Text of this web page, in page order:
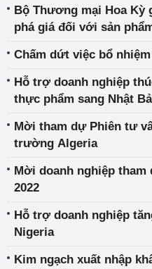
Bộ Thương mại Hoa Kỳ
phá giá đối với sản
Chấm dứt việc bổ
Hỗ trợ doanh nghiệp
thực phẩm sang Nhật
Mời tham dự Phiên tư
trường Algeria
Mời doanh nghiệp
2022
Hỗ trợ doanh nghiệp
Nigeria
Kim ngạch xuất nhập